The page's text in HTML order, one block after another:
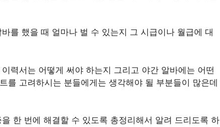
를 했을 때 얼마나 벌 수 있는지 그 시급이나 월급에 대
력서는 어떻게 써야 하는지 그리고 야간 알바에는 어떤
를 고려하시는 분들에게는 생각해야 될 부분들이 많은데
한 번에 해결할 수 있도록 총정리해서 알려 드리도록 하